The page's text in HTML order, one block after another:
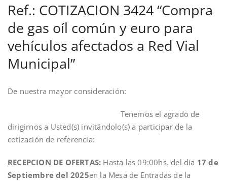
Ref.: COTIZACION 3424 “Compra
de gas oíl común y euro para
vehículos afectados a Red Vial
Municipal”
De nuestra mayor consideración:
Tenemos el agrado de
dirigirnos a Usted(s) invitándolo(s) a participar de la
cotización de referencia:
RECEPCION DE OFERTAS: Hasta las 09:00hs. del día 17 de
Septiembre del 2025en la Mesa de Entradas de la